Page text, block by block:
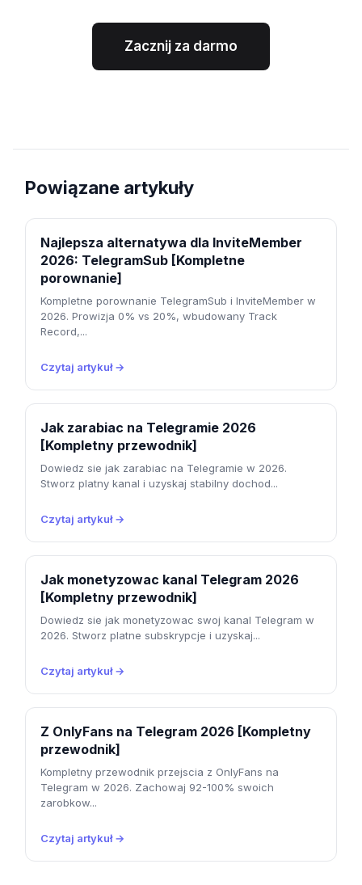
Zacznij za darmo
Powiązane artykuły
Najlepsza alternatywa dla InviteMember
2026: TelegramSub [Kompletne
porownanie]
Kompletne porownanie TelegramSub i InviteMember w
2026. Prowizja 0% vs 20%, wbudowany Track
Record,...
Czytaj artykuł →
Jak zarabiac na Telegramie 2026
[Kompletny przewodnik]
Dowiedz sie jak zarabiac na Telegramie w 2026.
Stworz platny kanal i uzyskaj stabilny dochod...
Czytaj artykuł →
Jak monetyzowac kanal Telegram 2026
[Kompletny przewodnik]
Dowiedz sie jak monetyzowac swoj kanal Telegram w
2026. Stworz platne subskrypcje i uzyskaj...
Czytaj artykuł →
Z OnlyFans na Telegram 2026 [Kompletny
przewodnik]
Kompletny przewodnik przejscia z OnlyFans na
Telegram w 2026. Zachowaj 92-100% swoich
zarobkow...
Czytaj artykuł →